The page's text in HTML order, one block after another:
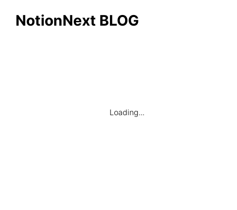
NotionNext BLOG
Loading...